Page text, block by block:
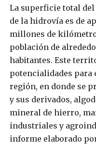
La superficie total
de la hidrovía es de
millones de
población de
habitantes. Este
potencialidades
región, en donde se
y sus derivados,
mineral de hierro,
industriales y
informe elaborado